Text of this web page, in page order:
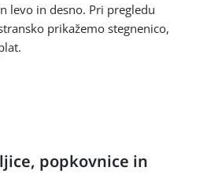
levo in desno. Pri pregledu
prikažemo stegnenico,
popkovnice in